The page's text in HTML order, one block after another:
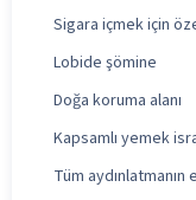
Sigara içmek için
Lobide şömine
Doğa koruma alanı
Kapsamlı yemek
Tüm